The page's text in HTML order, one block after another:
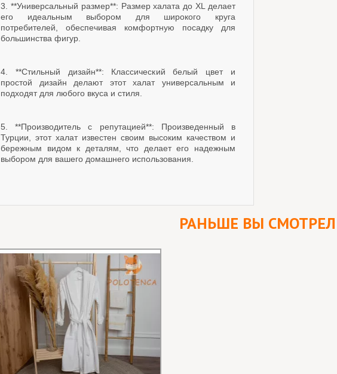
3. **Универсальный размер**: Размер халата до XL делает
его идеальным выбором для широкого круга
потребителей, обеспечивая комфортную посадку для
большинства фигур.
4. **Стильный дизайн**: Классический белый цвет и
простой дизайн делают этот халат универсальным и
подходят для любого вкуса и стиля.
5. **Производитель с репутацией**: Произведенный в
Турции, этот халат известен своим высоким качеством и
бережным видом к деталям, что делает его надежным
выбором для вашего домашнего использования.
РАНЬШЕ ВЫ